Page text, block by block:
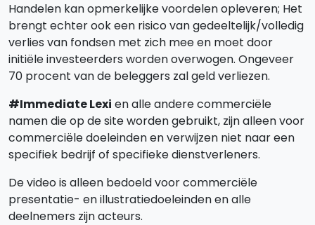
Handelen kan opmerkelijke voordelen opleveren; Het
brengt echter ook een risico van gedeeltelijk/volledig
verlies van fondsen met zich mee en moet door
initiële investeerders worden overwogen. Ongeveer
70 procent van de beleggers zal geld verliezen.
#Immediate Lexi en alle andere commerciële
namen die op de site worden gebruikt, zijn alleen voor
commerciële doeleinden en verwijzen niet naar een
specifiek bedrijf of specifieke dienstverleners.
De video is alleen bedoeld voor commerciële
presentatie- en illustratiedoeleinden en alle
deelnemers zijn acteurs.